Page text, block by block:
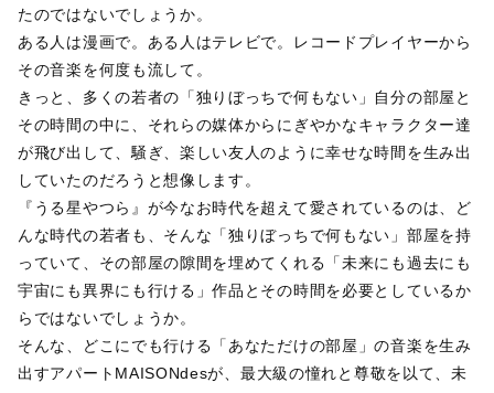
たのではないでしょうか。
ある人は漫画で。ある人はテレビで。レコードプレイヤーから
その音楽を何度も流して。
きっと、多くの若者の「独りぼっちで何もない」自分の部屋と
その時間の中に、それらの媒体からにぎやかなキャラクター達
が飛び出して、騒ぎ、楽しい友人のように幸せな時間を生み出
していたのだろうと想像します。
『うる星やつら』が今なお時代を超えて愛されているのは、ど
んな時代の若者も、そんな「独りぼっちで何もない」部屋を持
っていて、その部屋の隙間を埋めてくれる「未来にも過去にも
宇宙にも異界にも行ける」作品とその時間を必要としているか
らではないでしょうか。
そんな、どこにでも行ける「あなただけの部屋」の音楽を生み
出すアパートMAISONdesが、最大級の憧れと尊敬を以て、未